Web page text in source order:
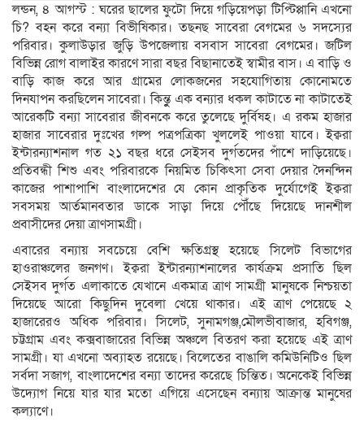
লন্ডন, ৪ আগস্ট : ঘরের ছালের ফুটো দিয়ে গড়িয়েপড়া টিপ্টিপ্পানি এখনো
চি? বহন করে বন্যা বিভীষিকার। তছনছ সাবেরা বেগমের ৬ সদস্যের
পরিবার। কুলাউড়ার জুড়ি উপজেলায় বসবাস সাবেরা বেগমের। জটিল
বিভিন্ন রোগ বালাইর কারণে সারা বছর বিছানাতেই স্বামীর বাস। এ বাড়ি ও
বাড়ি কাজ করে আর গ্রামের লোকজনের সহযোগিতায় কোনোমতে
দিনযাপন করছিলেন সাবেরা। কিন্তুু এক বন্যার ধকল কাটাতে না কাটাতেই
আরেকটি বন্যা সাবেরার জীবনকে করে তুলেছে দুর্বিষহ। এ রকম হাজার
হাজার সাবেরার দুঃখের গল্প পত্রপত্রিকা খুললেই পাওয়া যাবে। ইক্বরা
ইন্টারন্যাশনাল গত ২১ বছর ধরে সেইসব দুর্গতদের পাঁশে দাড়িয়েছে।
প্রতিবন্ধী শিশু এবং পরিবারকে নিয়মিত চিকিৎসা সেবা দেয়ার দৈনন্দিন
কাজের পাশাপাশি বাংলাদেশের যে কোন প্রাকৃতিক দুর্যোগেই ইক্বরা
সবসময় আর্তমানবতার ডাকে সাড়া দিয়ে পৌঁছে দিয়েছে দানশীল
প্রবাসীদের দেয়া ত্রাণসামগ্রী।
এবারের বন্যায় সবচেয়ে বেশি ক্ষতিগ্রস্থ হয়েছে সিলেট বিভাগের
হাওরাঞ্চলের জনগণ। ইক্বরা ইন্টারন্যাশনালের কার্যক্রম প্রসাতি ছিল
সেইসব দুর্গত এলাকাতে যেখানে একমাত্র ত্রাণ সামগ্রী মানুষকে নিশ্চয়তা
দিয়েছে আরো কিছুদিন দুবেলা খেয়ে থাকার। এই ত্রাণ পেয়েছে ২
হাজারেরও অধিক পরিবার। সিলেট, সুনামগঞ্জ,মৌলভীবাজার, হবিগঞ্জ,
চট্টগ্রাম এবং কক্সবাজারের বিভিন্ন অঞ্চলে বিতরণ করা হয়েছে এই ত্রাণ
সামগ্রী। যা এখনো অব্যাহত রয়েছে। বিলেতের বাঙালি কমিউনিটিও ছিল
সর্বদা সজাগ, বাংলাদেশের বন্যা তাদের করেছে চিন্তিত। অনেকেই বিভিন্ন
উদ্যোগ নিয়ে যার যার মতো এগিয়ে এসেছেন বন্যায় আক্রান্ত মানুষের
কল্যাণে।